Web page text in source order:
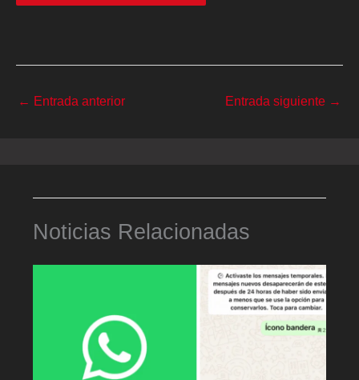
← Entrada anterior Entrada siguiente →
Noticias Relacionadas